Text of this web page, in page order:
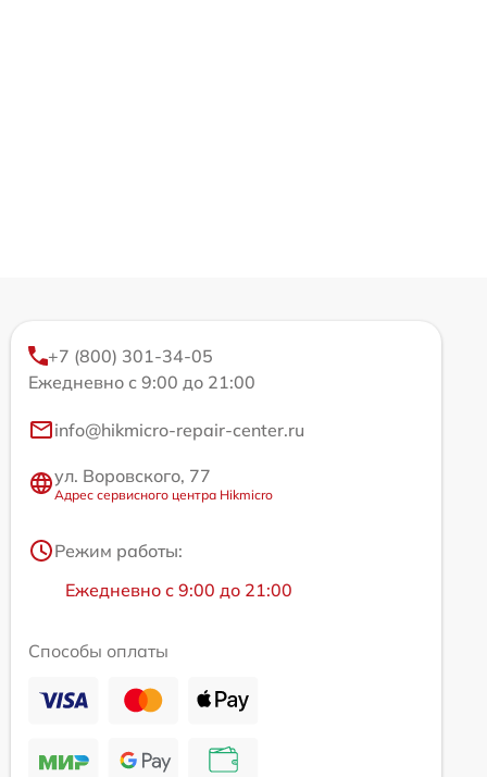
+7 (800) 301-34-05
Ежедневно с 9:00 до 21:00
info@hikmicro-repair-center.ru
ул. Воровского, 77
Адрес сервисного центра Hikmicro
Режим работы:
Ежедневно с 9:00 до 21:00
Способы оплаты